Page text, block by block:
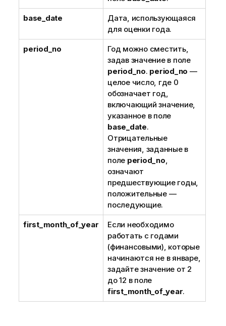
base_date
Дата, использующаяся
для оценки года.
period_no
Год можно сместить,
задав значение в поле
period_no. period_no —
целое число, где 0
обозначает год,
включающий значение,
указанное в поле
base_date.
Отрицательные
значения, заданные в
поле period_no,
означают
предшествующие годы,
положительные —
последующие.
first_month_of_year
Если необходимо
работать с годами
(финансовыми), которые
начинаются не в январе,
задайте значение от 2
до 12 в поле
first_month_of_year.